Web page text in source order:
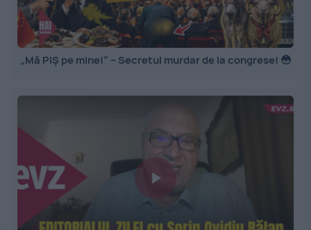
„Mă PIȘ pe mine!” – Secretul murdar de la congrese! 😳